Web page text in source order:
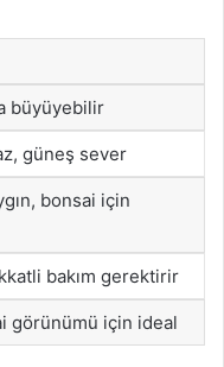
büyüyebilir
güneş sever
bonsai için
bakım gerektirir
görünümü için ideal